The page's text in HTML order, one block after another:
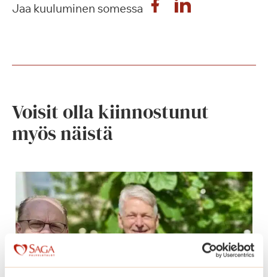
Jaa kuuluminen somessa
Voisit olla kiinnostunut
myös näistä